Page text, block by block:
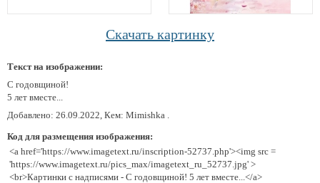
Скачать картинку
Текст на изображении:
С годовщиной!
5 лет вместе...
Добавлено: 26.09.2022, Кем: Mimishka .
Код для размещения изображения:
<a href='https://www.imagetext.ru/inscription-52737.php'><img src =
'https://www.imagetext.ru/pics_max/imagetext_ru_52737.jpg' >
<br>Картинки с надписями - С годовщиной! 5 лет вместе...</a>